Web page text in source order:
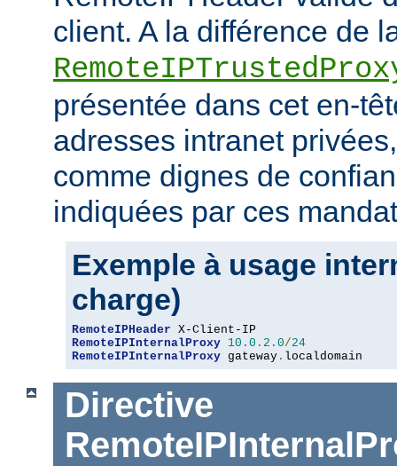
client. A la différence de
présentée dans cet en-
adresses intranet
comme dignes de
indiquées par ces
Exemple à usage
charge)
RemoteIPHeader
RemoteIPInternalProxy 10.0 . 2.0/24
RemoteIPInternalProxy gateway . localdomain
Directive